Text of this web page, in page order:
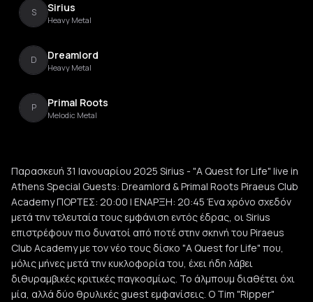
S Sirius
Heavy Metal
D Dreamlord
Heavy Metal
P Primal Roots
Melodic Metal
Παρασκευή 31 Ιανουαρίου 2025 Sirius - "A Quest for Life" live in
Athens Special Guests: Dreamlord & Primal Roots Piraeus Club
Academy ΠΟΡΤΕΣ: 20:00 | ΕΝΑΡΞΗ: 20:45 Ένα χρόνο σχεδόν
μετά την τελευταία τους εμφάνιση εντός έδρας, οι Sirius
επιστρέφουν πιο δυνατοί από ποτέ στην σκηνή του Piraeus
Club Academy με τον νέο τους δίσκο "A Quest for Life" που,
μόλις μήνες μετά την κυκλοφορία του, έχει ήδη λάβει
διθυραμβικές κριτικές παγκοσμίως. Το άλμπουμ διαθέτει όχι
μία, αλλά δύο θρυλικές guest εμφανίσεις. Ο Tim "Ripper"